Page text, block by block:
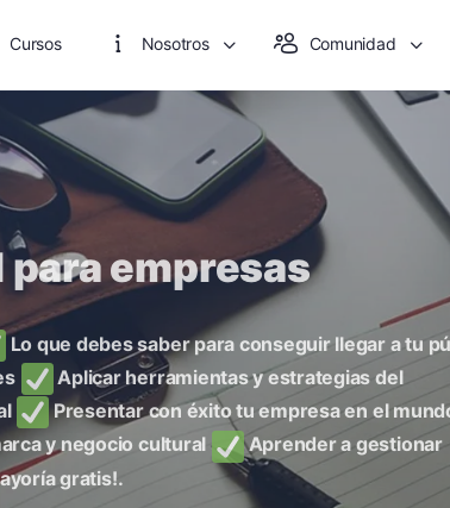
Cursos Nosotros Comunidad
empresas
Lo que debes saber para conseguir llegar a tu
Aplicar herramientas y estrategias del
Presentar con éxito tu empresa en el
y negocio cultural
Aprender a gestionar
gratis!.